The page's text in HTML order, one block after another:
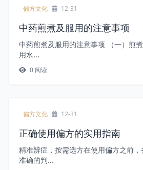
偏方文化 12-31
中药煎煮及服用的注意事项
中药煎煮及服用的注意事项 （一）煎
用水...
0 阅读
偏方文化 12-31
正确使用偏方的实用指南
精准辨症，按需选方在使用偏方之前
准确的判...